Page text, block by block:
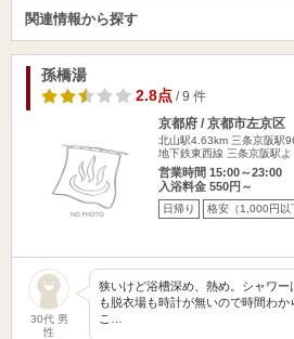
関連情報から探す
孫橋湯
2.8点/ 9 件
京都府 / 京都市左京区
北山駅4.63km 三条京阪駅
地下鉄東西線 三条京阪駅
営業時間 15:00～23:00
入浴料金 550円～
日帰り 格安（1,000円以
30代 男
性
狭いけど浴槽深め、熱め。シャワ
も脱衣場も時計が無いので時間わ
こ…